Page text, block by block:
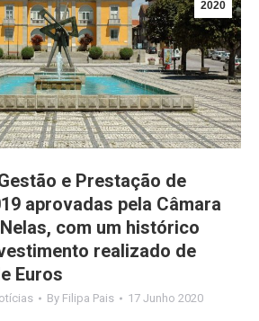
2020
e Prestação de
aprovadas pela Câmara
com um histórico
realizado de
Euros
By Filipa Pais 17 Junho 2020